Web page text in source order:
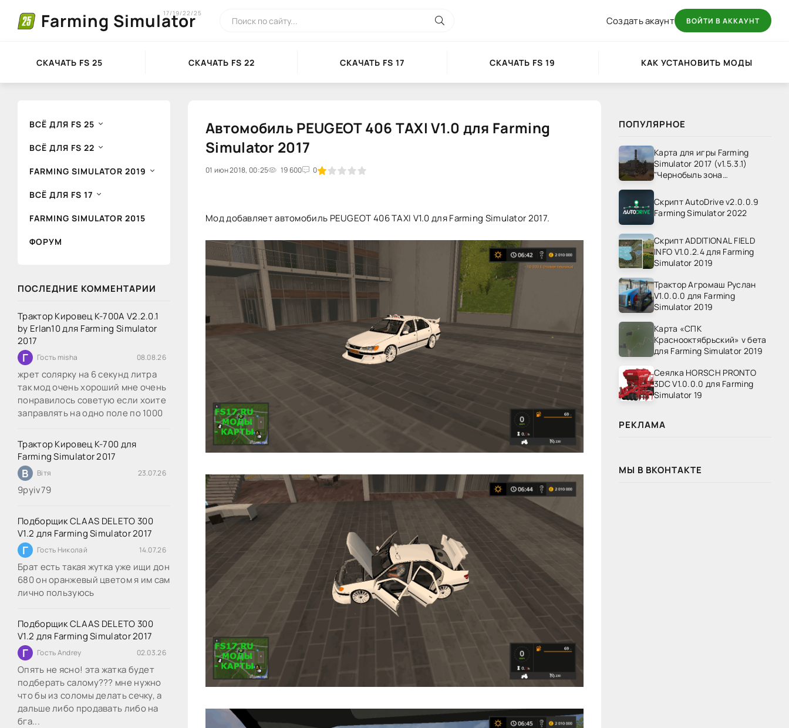
Farming Simulator
17/19/22/25
Создать акаунт ВОЙТИ В АККАУНТ
СКАЧАТЬ FS 25 СКАЧАТЬ FS 22 СКАЧАТЬ FS 17 СКАЧАТЬ FS 19 КАК УСТАНОВИТЬ МОДЫ
ВСЁ ДЛЯ FS 25
ВСЁ ДЛЯ FS 22
FARMING SIMULATOR 2019
ВСЁ ДЛЯ FS 17
FARMING SIMULATOR 2015
ФОРУМ
ПОСЛЕДНИЕ КОММЕНТАРИИ
Трактор Кировец К-700А V2.2.0.1
by Erlan10 для Farming Simulator
2017
Г Гость misha 08.08.26
жрет солярку на 6 секунд литра
так мод очень хороший мне очень
понравилось советую если хоите
заправлять на одно поле по 1000
Трактор Кировец К-700 для
Farming Simulator 2017
В Вітя 23.07.26
9руіv79
Подборщик CLAAS DELETO 300
V1.2 для Farming Simulator 2017
Г Гость Николай 14.07.26
Брат есть такая жутка уже ищи дон
680 он оранжевый цветом я им сам
лично пользуюсь
Подборщик CLAAS DELETO 300
V1.2 для Farming Simulator 2017
Г Гость Andrey 02.03.26
Опять не ясно! эта жатка будет
подберать салому??? мне нужно
что бы из соломы делать сечку, а
дальше либо продавать либо на
бга...
Автомобиль PEUGEOT 406 TAXI V1.0 для Farming
Simulator 2017
01 июн 2018, 00:25 19 600 0
20 1 2 3 4 5
Мод добавляет автомобиль PEUGEOT 406 TAXI V1.0 для Farming Simulator 2017.
ПОПУЛЯРНОЕ
Карта для игры Farming
Simulator 2017 (v1.5.3.1)
"Чернобыль зона
Скрипт AutoDrive v2.0.0.9
Farming Simulator 2022
Скрипт ADDITIONAL FIELD
INFO V1.0.2.4 для Farming
Simulator 2019
Трактор Агромаш Руслан
V1.0.0.0 для Farming
Simulator 2019
Карта «СПК
Краснооктябрьский» v бета
для Farming Simulator 2019
Сеялка HORSCH PRONTO
3DC V1.0.0.0 для Farming
Simulator 19
РЕКЛАМА
МЫ В ВКОНТАКТЕ